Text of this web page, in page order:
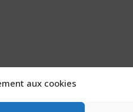
aux cookies